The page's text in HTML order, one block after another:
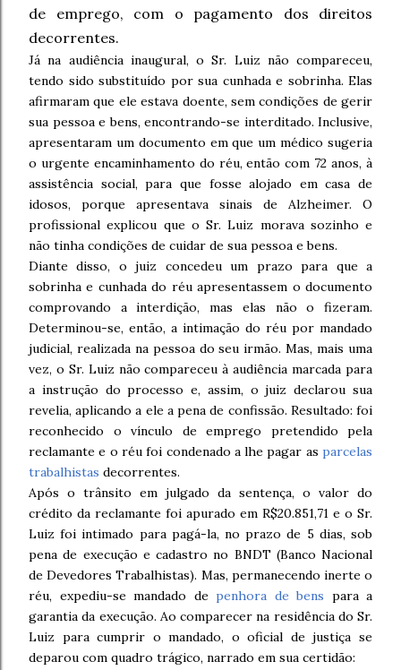
de emprego, com o pagamento dos direitos
decorrentes.
Já na audiência inaugural, o Sr. Luiz não compareceu,
tendo sido substituído por sua cunhada e sobrinha. Elas
afirmaram que ele estava doente, sem condições de gerir
sua pessoa e bens, encontrando-se interditado. Inclusive,
apresentaram um documento em que um médico sugeria
o urgente encaminhamento do réu, então com 72 anos, à
assistência social, para que fosse alojado em casa de
idosos, porque apresentava sinais de Alzheimer. O
profissional explicou que o Sr. Luiz morava sozinho e
não tinha condições de cuidar de sua pessoa e bens.
Diante disso, o juiz concedeu um prazo para que a
sobrinha e cunhada do réu apresentassem o documento
comprovando a interdição, mas elas não o fizeram.
Determinou-se, então, a intimação do réu por mandado
judicial, realizada na pessoa do seu irmão. Mas, mais uma
vez, o Sr. Luiz não compareceu à audiência marcada para
a instrução do processo e, assim, o juiz declarou sua
revelia, aplicando a ele a pena de confissão. Resultado: foi
reconhecido o vínculo de emprego pretendido pela
reclamante e o réu foi condenado a lhe pagar as parcelas
trabalhistas decorrentes.
Após o trânsito em julgado da sentença, o valor do
crédito da reclamante foi apurado em R$20.851,71 e o Sr.
Luiz foi intimado para pagá-la, no prazo de 5 dias, sob
pena de execução e cadastro no BNDT (Banco Nacional
de Devedores Trabalhistas). Mas, permanecendo inerte o
réu, expediu-se mandado de penhora de bens para a
garantia da execução. Ao comparecer na residência do Sr.
Luiz para cumprir o mandado, o oficial de justiça se
deparou com quadro trágico, narrado em sua certidão: